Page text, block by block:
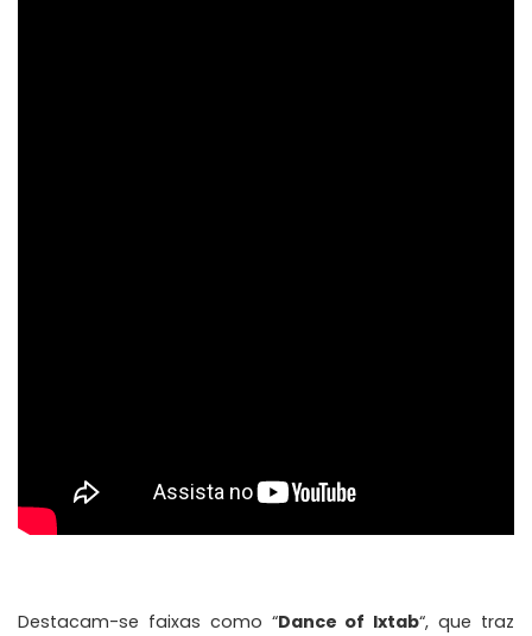
Destacam-se faixas como “Dance of Ixtab“, que traz